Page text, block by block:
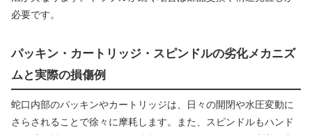
必要です。
パッキン・カートリッジ・スピンドルの劣化メカニズ
ムと実際の損傷例
蛇口内部のパッキンやカートリッジは、日々の開閉や水圧変動に
さらされることで徐々に摩耗します。また、スピンドルもハンド